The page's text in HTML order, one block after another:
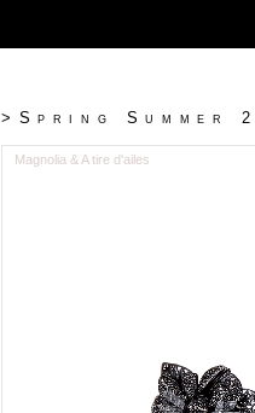
>Spring Summer
Magnolia & A tire d'ailes